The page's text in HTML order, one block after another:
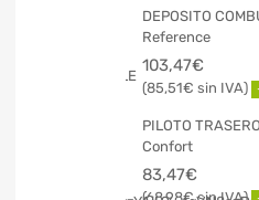
DEPOSITO
Reference
103,47€
85,51€
PILOTO
Confort
83,47€